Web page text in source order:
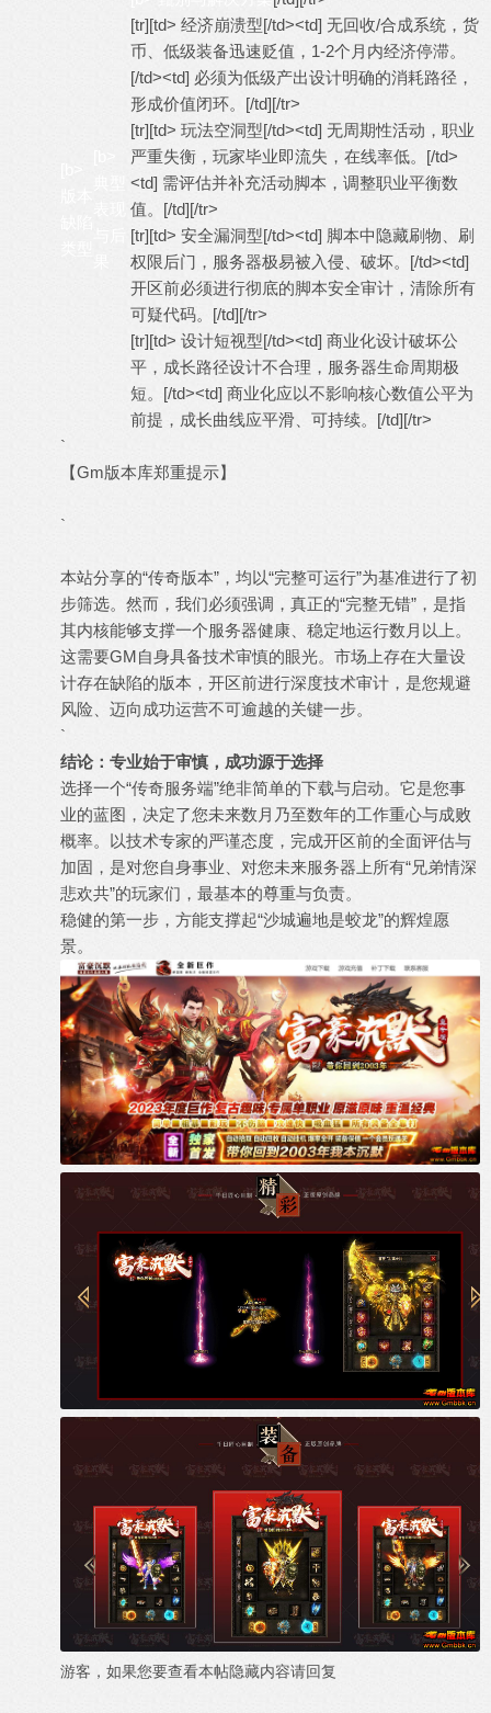
[tr][td> 经济崩溃型[/td><td] 无回收/合成系统，货
币、低级装备迅速贬值，1-2个月内经济停滞。
[/td><td] 必须为低级产出设计明确的消耗路径，
形成价值闭环。[/td][/tr>
[tr][td> 玩法空洞型[/td><td] 无周期性活动，职业
严重失衡，玩家毕业即流失，在线率低。[/td>
<td] 需评估并补充活动脚本，调整职业平衡数
值。[/td][/tr>
[tr][td> 安全漏洞型[/td><td] 脚本中隐藏刷物、刷
权限后门，服务器极易被入侵、破坏。[/td><td]
开区前必须进行彻底的脚本安全审计，清除所有
可疑代码。[/td][/tr>
[tr][td> 设计短视型[/td><td] 商业化设计破坏公
平，成长路径设计不合理，服务器生命周期极
短。[/td><td] 商业化应以不影响核心数值公平为
前提，成长曲线应平滑、可持续。[/td][/tr>
`
【Gm版本库郑重提示】
`
本站分享的“传奇版本”，均以“完整可运行”为基准进行了初
步筛选。然而，我们必须强调，真正的“完整无错”，是指
其内核能够支撑一个服务器健康、稳定地运行数月以上。
这需要GM自身具备技术审慎的眼光。市场上存在大量设
计存在缺陷的版本，开区前进行深度技术审计，是您规避
风险、迈向成功运营不可逾越的关键一步。
`
结论：专业始于审慎，成功源于选择
选择一个“传奇服务端”绝非简单的下载与启动。它是您事
业的蓝图，决定了您未来数月乃至数年的工作重心与成败
概率。以技术专家的严谨态度，完成开区前的全面评估与
加固，是对您自身事业、对您未来服务器上所有“兄弟情深
悲欢共”的玩家们，最基本的尊重与负责。
稳健的第一步，方能支撑起“沙城遍地是蛟龙”的辉煌愿
景。
游客，如果您要查看本帖隐藏内容请回复